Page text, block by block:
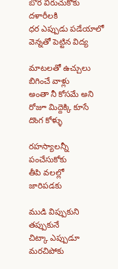
బోర విరుచుకోకు
దళారీలకి
ధర ఎప్పుడు పడేయాలో
వెన్నతో పెట్టిన విద్య
మాటలతో ఉచ్చులు
బిగించే వాళ్లు
అంతా నీ కోసమే అని
రోజూ మిద్దెక్కి కూసే
దొంగ కోళ్ళు
రహస్యాలన్నీ
పంచేసుకోకు
తీపి వలల్లో
జారిపడకు
ముడి విప్పుకుని
తప్పుకునే
చిట్కా ఎప్పుడూ
మరచిపోకు